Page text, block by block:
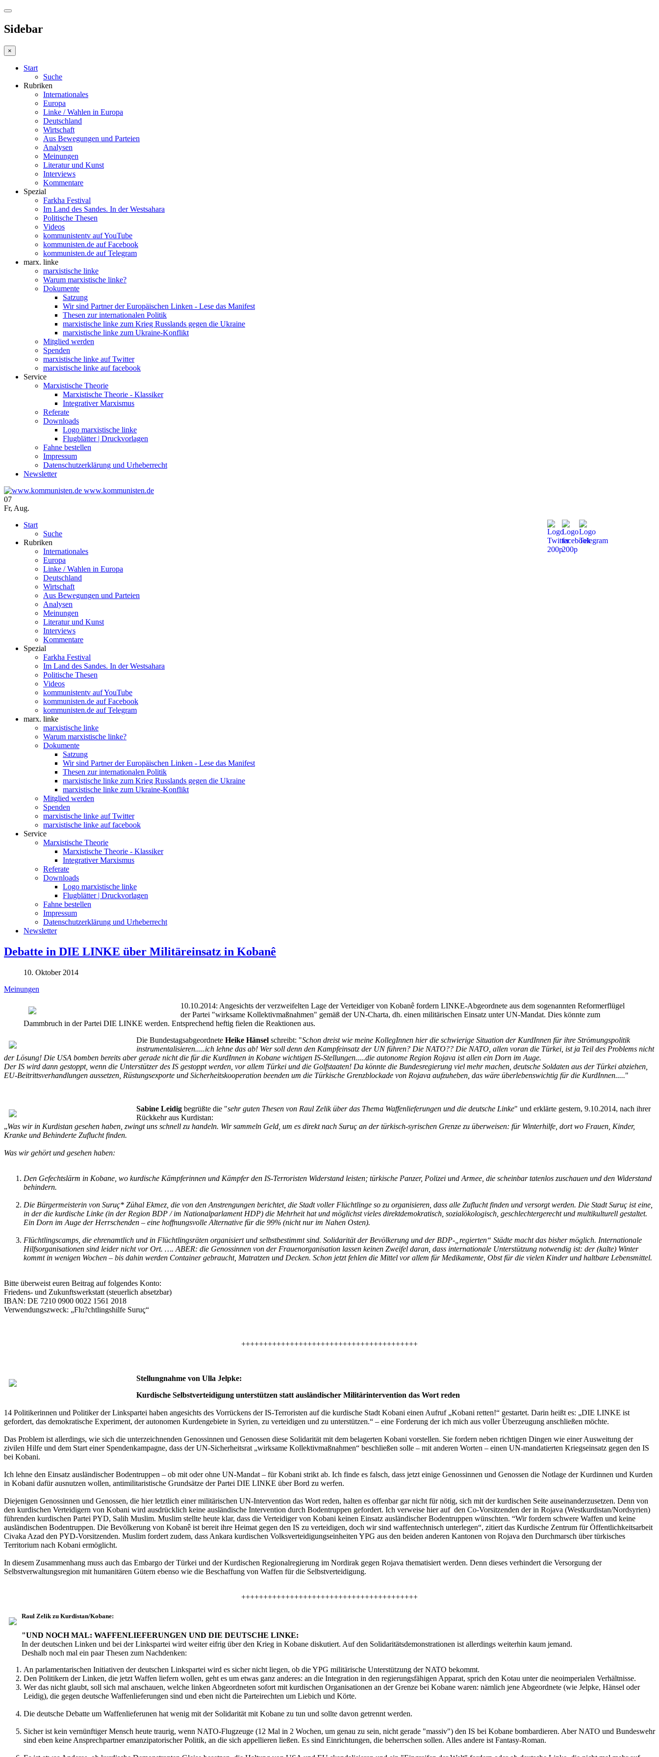
Sidebar
×
Start
Suche
Rubriken
Internationales
Europa
Linke / Wahlen in Europa
Deutschland
Wirtschaft
Aus Bewegungen und Parteien
Analysen
Meinungen
Literatur und Kunst
Interviews
Kommentare
Spezial
Farkha Festival
Im Land des Sandes. In der Westsahara
Politische Thesen
Videos
kommunistentv auf YouTube
kommunisten.de auf Facebook
kommunisten.de auf Telegram
marx. linke
marxistische linke
Warum marxistische linke?
Dokumente
Satzung
Wir sind Partner der Europäischen Linken - Lese das Manifest
Thesen zur internationalen Politik
marxistische linke zum Krieg Russlands gegen die Ukraine
marxistische linke zum Ukraine-Konflikt
Mitglied werden
Spenden
marxistische linke auf Twitter
marxistische linke auf facebook
Service
Marxistische Theorie
Marxistische Theorie - Klassiker
Integrativer Marxismus
Referate
Downloads
Logo marxistische linke
Flugblätter | Druckvorlagen
Fahne bestellen
Impressum
Datenschutzerklärung und Urheberrecht
Newsletter
www.kommunisten.de
07
Fr, Aug.
Start
Suche
Rubriken
Internationales
Europa
Linke / Wahlen in Europa
Deutschland
Wirtschaft
Aus Bewegungen und Parteien
Analysen
Meinungen
Literatur und Kunst
Interviews
Kommentare
Spezial
Farkha Festival
Im Land des Sandes. In der Westsahara
Politische Thesen
Videos
kommunistentv auf YouTube
kommunisten.de auf Facebook
kommunisten.de auf Telegram
marx. linke
marxistische linke
Warum marxistische linke?
Dokumente
Satzung
Wir sind Partner der Europäischen Linken - Lese das Manifest
Thesen zur internationalen Politik
marxistische linke zum Krieg Russlands gegen die Ukraine
marxistische linke zum Ukraine-Konflikt
Mitglied werden
Spenden
marxistische linke auf Twitter
marxistische linke auf facebook
Service
Marxistische Theorie
Marxistische Theorie - Klassiker
Integrativer Marxismus
Referate
Downloads
Logo marxistische linke
Flugblätter | Druckvorlagen
Fahne bestellen
Impressum
Datenschutzerklärung und Urheberrecht
Newsletter
Debatte in DIE LINKE über Militäreinsatz in Kobanê
10. Oktober 2014
Meinungen
10.10.2014: Angesichts der verzweifelten Lage der Verteidiger von Kobanê fordern LINKE-Abgeordnete aus dem sogenannten Reformerflügel
der Partei "wirksame Kollektivmaßnahmen" gemäß der UN-Charta, dh. einen militärischen Einsatz unter UN-Mandat. Dies könnte zum
Dammbruch in der Partei DIE LINKE werden. Entsprechend heftig fielen die Reaktionen aus.
Die Bundestagsabgeordnete Heike Hänsel schreibt: "Schon dreist wie meine KollegInnen hier die schwierige Situation der KurdInnen für ihre Strömungspolitik
instrumentalisieren.....ich lehne das ab! Wer soll denn den Kampfeinsatz der UN führen? Die NATO?? Die NATO, allen voran die Türkei, ist ja Teil des Problems nicht
der Lösung! Die USA bomben bereits aber gerade nicht die für die KurdInnen in Kobane wichtigen IS-Stellungen.....die autonome Region Rojava ist allen ein Dorn im Auge.
Der IS wird dann gestoppt, wenn die Unterstützer des IS gestoppt werden, vor allem Türkei und die Golfstaaten! Da könnte die Bundesregierung viel mehr machen, deutsche Soldaten aus der Türkei abziehen,
EU-Beitrittsverhandlungen aussetzen, Rüstungsexporte und Sicherheitskooperation beenden um die Türkische Grenzblockade von Rojava aufzuheben, das wäre überlebenswichtig für die KurdInnen....."
Sabine Leidig begrüßte die "sehr guten Thesen von Raul Zelik über das Thema Waffenlieferungen und die deutsche Linke" und erklärte gestern, 9.10.2014, nach ihrer
Rückkehr aus Kurdistan:
„Was wir in Kurdistan gesehen haben, zwingt uns schnell zu handeln. Wir sammeln Geld, um es direkt nach Suruç an der türkisch-syrischen Grenze zu überweisen: für Winterhilfe, dort wo Frauen, Kinder,
Kranke und Behinderte Zuflucht finden.
Was wir gehört und gesehen haben:
Den Gefechtslärm in Kobane, wo kurdische Kämpferinnen und Kämpfer den IS-Terroristen Widerstand leisten; türkische Panzer, Polizei und Armee, die scheinbar tatenlos zuschauen und den Widerstand
behindern.
Die Bürgermeisterin von Suruç* Zühal Ekmez, die von den Anstrengungen berichtet, die Stadt voller Flüchtlinge so zu organisieren, dass alle Zuflucht finden und versorgt werden. Die Stadt Suruç ist eine,
in der die kurdische Linke (in der Region BDP / im Nationalparlament HDP) die Mehrheit hat und möglichst vieles direktdemokratisch, sozialökologisch, geschlechtergerecht und multikulturell gestaltet.
Ein Dorn im Auge der Herrschenden – eine hoffnungsvolle Alternative für die 99% (nicht nur im Nahen Osten).
Flüchtlingscamps, die ehrenamtlich und in Flüchtlingsräten organisiert und selbstbestimmt sind. Solidarität der Bevölkerung und der BDP-„regierten“ Städte macht das bisher möglich. Internationale
Hilfsorganisationen sind leider nicht vor Ort. …. ABER: die Genossinnen von der Frauenorganisation lassen keinen Zweifel daran, dass internationale Unterstützung notwendig ist: der (kalte) Winter
kommt in wenigen Wochen – bis dahin werden Container gebraucht, Matratzen und Decken. Schon jetzt fehlen die Mittel vor allem für Medikamente, Obst für die vielen Kinder und haltbare Lebensmittel.
Bitte überweist euren Beitrag auf folgendes Konto:
Friedens- und Zukunftswerkstatt (steuerlich absetzbar)
IBAN: DE 7210 0900 0022 1561 2018
Verwendungszweck: „Flu?chtlingshilfe Suruç“
++++++++++++++++++++++++++++++++++++++++
Stellungnahme von Ulla Jelpke:
Kurdische Selbstverteidigung unterstützen statt ausländischer Militärintervention das Wort reden
14 Politikerinnen und Politiker der Linkspartei haben angesichts des Vorrückens der IS-Terroristen auf die kurdische Stadt Kobani einen Aufruf „Kobani retten!“ gestartet. Darin heißt es: „DIE LINKE ist
gefordert, das demokratische Experiment, der autonomen Kurdengebiete in Syrien, zu verteidigen und zu unterstützen.“ – eine Forderung der ich mich aus voller Überzeugung anschließen möchte.
Das Problem ist allerdings, wie sich die unterzeichnenden Genossinnen und Genossen diese Solidarität mit dem belagerten Kobani vorstellen. Sie fordern neben richtigen Dingen wie einer Ausweitung der
zivilen Hilfe und dem Start einer Spendenkampagne, dass der UN-Sicherheitsrat „wirksame Kollektivmaßnahmen“ beschließen solle – mit anderen Worten – einen UN-mandatierten Kriegseinsatz gegen den IS
bei Kobani.
Ich lehne den Einsatz ausländischer Bodentruppen – ob mit oder ohne UN-Mandat – für Kobani strikt ab. Ich finde es falsch, dass jetzt einige Genossinnen und Genossen die Notlage der Kurdinnen und Kurden
in Kobani dafür ausnutzen wollen, antimilitaristische Grundsätze der Partei DIE LINKE über Bord zu werfen.
Diejenigen Genossinnen und Genossen, die hier letztlich einer militärischen UN-Intervention das Wort reden, halten es offenbar gar nicht für nötig, sich mit der kurdischen Seite auseinanderzusetzen. Denn von
den kurdischen Verteidigern von Kobani wird ausdrücklich keine ausländische Intervention durch Bodentruppen gefordert. Ich verweise hier auf den Co-Vorsitzenden der in Rojava (Westkurdistan/Nordsyrien)
führenden kurdischen Partei PYD, Salih Muslim. Muslim stellte heute klar, dass die Verteidiger von Kobani keinen Einsatz ausländischer Bodentruppen wünschten. “Wir fordern schwere Waffen und keine
ausländischen Bodentruppen. Die Bevölkerung von Kobanê ist bereit ihre Heimat gegen den IS zu verteidigen, doch wir sind waffentechnisch unterlegen“, zitiert das Kurdische Zentrum für Öffentlichkeitsarbeit
Civaka Azad den PYD-Vorsitzenden. Muslim fordert zudem, dass Ankara kurdischen Volksverteidigungseinheiten YPG aus den beiden anderen Kantonen von Rojava den Durchmarsch über türkisches
Territorium nach Kobani ermöglicht.
In diesem Zusammenhang muss auch das Embargo der Türkei und der Kurdischen Regionalregierung im Nordirak gegen Rojava thematisiert werden. Denn dieses verhindert die Versorgung der
Selbstverwaltungsregion mit humanitären Gütern ebenso wie die Beschaffung von Waffen für die Selbstverteidigung.
++++++++++++++++++++++++++++++++++++++++
Raul Zelik zu Kurdistan/Kobane:
"UND NOCH MAL: WAFFENLIEFERUNGEN UND DIE DEUTSCHE LINKE:
In der deutschen Linken und bei der Linkspartei wird weiter eifrig über den Krieg in Kobane diskutiert. Auf den Solidaritätsdemonstrationen ist allerdings weiterhin kaum jemand.
Deshalb noch mal ein paar Thesen zum Nachdenken:
An parlamentarischen Initiativen der deutschen Linkspartei wird es sicher nicht liegen, ob die YPG militärische Unterstützung der NATO bekommt.
Den Politikern der Linken, die jetzt Waffen liefern wollen, geht es um etwas ganz anderes: an die Integration in den regierungsfähigen Apparat, sprich den Kotau unter die neoimperialen Verhältnisse.
Wer das nicht glaubt, soll sich mal anschauen, welche linken Abgeordneten sofort mit kurdischen Organisationen an der Grenze bei Kobane waren: nämlich jene Abgeordnete (wie Jelpke, Hänsel oder
Leidig), die gegen deutsche Waffenlieferungen sind und eben nicht die Parteirechten um Liebich und Körte.
Die deutsche Debatte um Waffenlieferunen hat wenig mit der Solidarität mit Kobane zu tun und sollte davon getrennt werden.
Sicher ist kein vernünftiger Mensch heute traurig, wenn NATO-Flugzeuge (12 Mal in 2 Wochen, um genau zu sein, nicht gerade "massiv") den IS bei Kobane bombardieren. Aber NATO und Bundeswehr
sind eben keine Ansprechpartner emanzipatorischer Politik, an die sich appellieren ließen. Es sind Einrichtungen, die beherrschen sollen. Alles andere ist Fantasy-Roman.